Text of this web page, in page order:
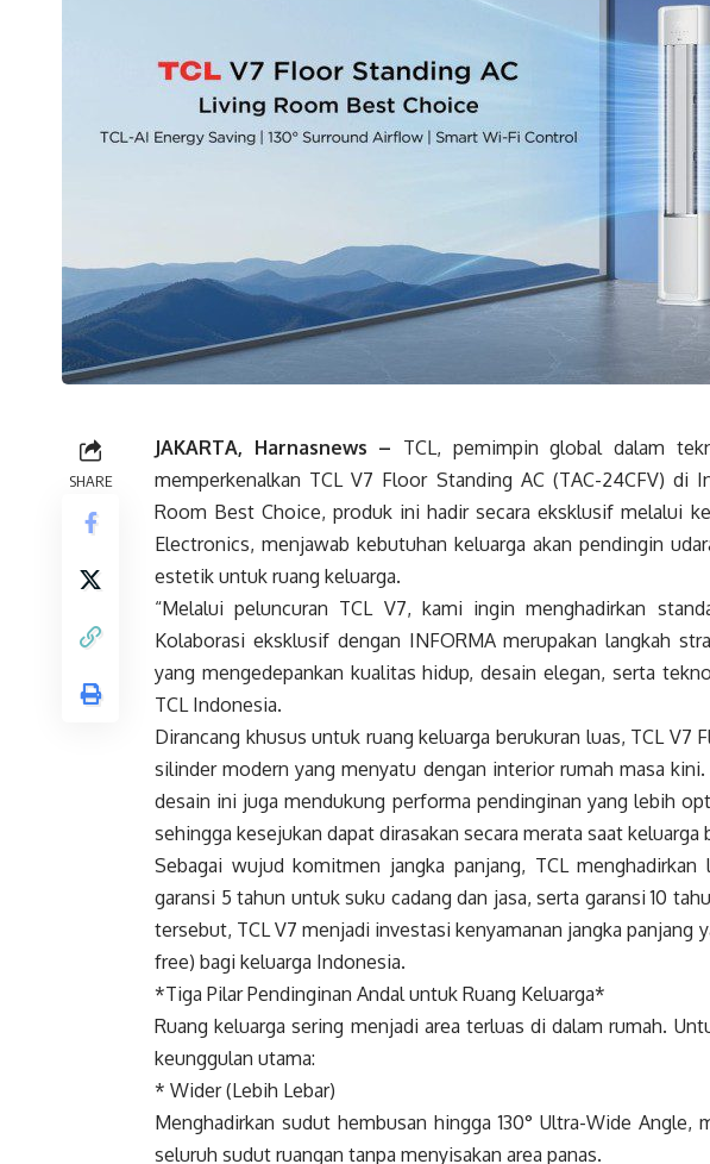
SHARE
JAKARTA, Harnasnews – TCL, pemimpin global dalam
memperkenalkan TCL V7 Floor Standing AC (TAC-24CFV) di
Room Best Choice, produk ini hadir secara eksklusif melalui
Electronics, menjawab kebutuhan keluarga akan pendingin
estetik untuk ruang keluarga.
“Melalui peluncuran TCL V7, kami ingin menghadirkan
Kolaborasi eksklusif dengan INFORMA merupakan langkah
yang mengedepankan kualitas hidup, desain elegan, serta
TCL Indonesia.
Dirancang khusus untuk ruang keluarga berukuran luas, TCL V7
silinder modern yang menyatu dengan interior rumah masa
desain ini juga mendukung performa pendinginan yang lebih
sehingga kesejukan dapat dirasakan secara merata saat keluarga
Sebagai wujud komitmen jangka panjang, TCL menghadirkan
garansi 5 tahun untuk suku cadang dan jasa, serta garansi 10
tersebut, TCL V7 menjadi investasi kenyamanan jangka panjang
free) bagi keluarga Indonesia.
*Tiga Pilar Pendinginan Andal untuk Ruang Keluarga*
Ruang keluarga sering menjadi area terluas di dalam rumah.
keunggulan utama:
* Wider (Lebih Lebar)
Menghadirkan sudut hembusan hingga 130° Ultra-Wide Angle,
seluruh sudut ruangan tanpa menyisakan area panas.